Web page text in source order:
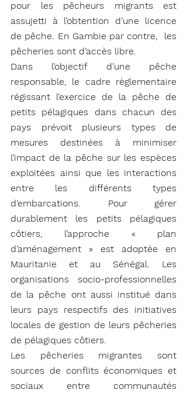
pour les pêcheurs migrants est
assujetti à l’obtention d’une licence
de pêche. En Gambie par contre,  les
pêcheries sont d’accès libre.
Dans l’objectif d’une pêche
responsable, le cadre règlementaire
régissant l’exercice de la pêche de
petits pélagiques dans chacun des
pays prévoit plusieurs types de
mesures destinées à minimiser
l’impact de la pêche sur les espèces
exploitées ainsi que les interactions
entre les différents types
d’embarcations. Pour gérer
durablement les petits pélagiques
côtiers, l’approche « plan
d’aménagement » est adoptée en
Mauritanie et au Sénégal. Les
organisations socio-professionnelles
de la pêche ont aussi institué dans
leurs pays respectifs des initiatives
locales de gestion de leurs pêcheries
de pélagiques côtiers.
Les pêcheries migrantes sont
sources de conflits économiques et
sociaux entre communautés